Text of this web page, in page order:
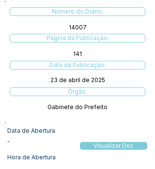
Número do Diário:
14007
Página da Publicação:
141
Data da Publicação:
23 de abril de 2025
Órgão:
Gabinete do Prefeito
Data de Abertura
-
Hora de Abertura
Visualizar Doc